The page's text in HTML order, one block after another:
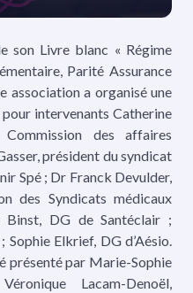
son Livre blanc « Régime
Parité Assurance
association a organisé une
intervenants Catherine
des affaires
président du syndicat
Spé ; Dr Franck Devulder,
des Syndicats médicaux
Binst, DG de Santéclair ;
Elkrief, DG d’Aésio.
présenté par Marie-Sophie
Lacam-Denoël,